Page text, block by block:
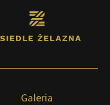
Galeria